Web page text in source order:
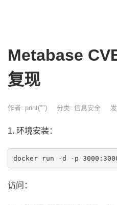
Metabase
复现
作者: print("") 分类: 信息安全
1. 环境安装：
访问：